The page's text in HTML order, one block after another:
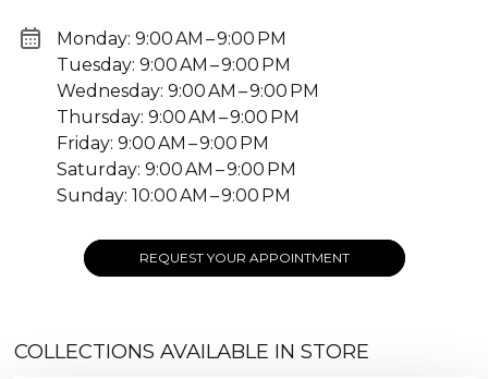
Monday: 9:00 AM – 9:00 PM
Tuesday: 9:00 AM – 9:00 PM
Wednesday: 9:00 AM – 9:00 PM
Thursday: 9:00 AM – 9:00 PM
Friday: 9:00 AM – 9:00 PM
Saturday: 9:00 AM – 9:00 PM
Sunday: 10:00 AM – 9:00 PM
REQUEST YOUR APPOINTMENT
COLLECTIONS AVAILABLE IN STORE